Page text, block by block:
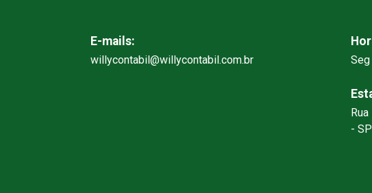
E-mails:
willycontabil@willycontabil.com.br Seg
-